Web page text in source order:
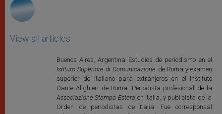
View all articles
Buenos Aires, Argentina Estudios de periodismo en el
Istituto Superiore di Comunicazione de Roma y examen
superior de italiano para extranjeros en el Instituto
Dante Alighieri de Roma. Periodista profesional de la
Associazione Stampa Estera en Italia, y publicista de la
Orden de periodistas de Italia. Fue corresponsal